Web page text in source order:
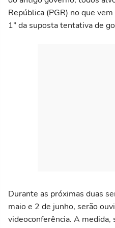
República (PGR) no que
1” da suposta tentativa de
Durante as próximas duas
maio e 2 de junho, serão
videoconferência. A medida,